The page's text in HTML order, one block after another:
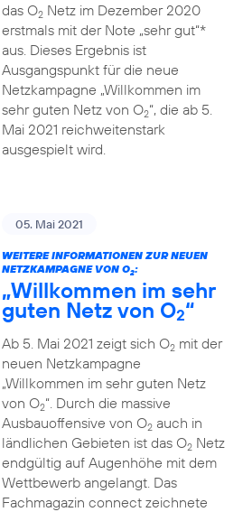
das O2Netz im Dezember 2020
erstmals mit der Note „sehr gut“*
aus. Dieses Ergebnis ist
Ausgangspunkt für die neue
Netzkampagne „Willkommen im
sehr guten Netz von O2“, die ab 5.
Mai 2021 reichweitenstark
ausgespielt wird.
05. Mai 2021
WEITERE INFORMATIONEN ZUR NEUEN
NETZKAMPAGNE VON O2:
„Willkommen im sehr
guten Netz von O2“
Ab 5. Mai 2021 zeigt sich O2mit der
neuen Netzkampagne
„Willkommen im sehr guten Netz
von O2“. Durch die massive
Ausbauoffensive von O2auch in
ländlichen Gebieten ist das O2Netz
endgültig auf Augenhöhe mit dem
Wettbewerb angelangt. Das
Fachmagazin connect zeichnete